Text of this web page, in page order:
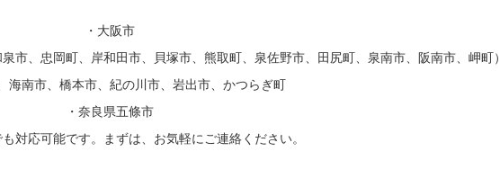
・大阪市
市、忠岡町、岸和田市、貝塚市、熊取町、泉佐野市、田尻町、泉南市、阪南市、岬町）
海南市、橋本市、紀の川市、岩出市、かつらぎ町
・奈良県五條市
対応可能です。まずは、お気軽にご連絡ください。